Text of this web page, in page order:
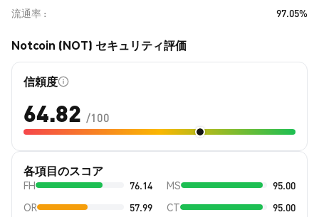
流通率
97.05%
Notcoin (NOT) セキュリティ評価
信頼度
64.82 /100
各項目のスコア
FH 76.14 MS
95.00
OR
57.99 CT
95.00